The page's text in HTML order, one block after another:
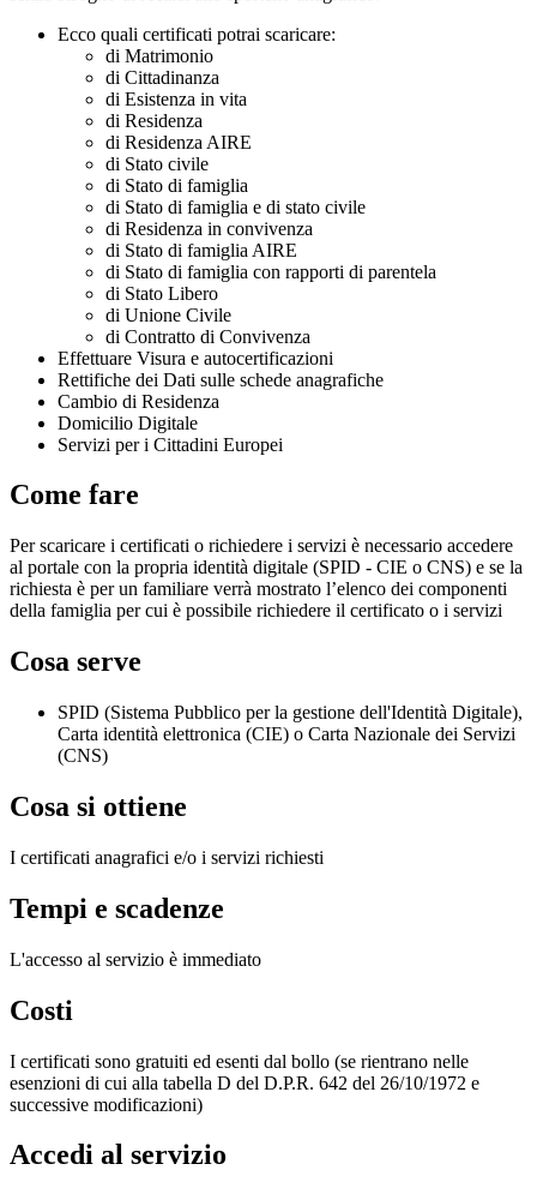
Ecco quali certificati potrai scaricare:
di Matrimonio
di Cittadinanza
di Esistenza in vita
di Residenza
di Residenza AIRE
di Stato civile
di Stato di famiglia
di Stato di famiglia e di stato civile
di Residenza in convivenza
di Stato di famiglia AIRE
di Stato di famiglia con rapporti di parentela
di Stato Libero
di Unione Civile
di Contratto di Convivenza
Effettuare Visura e autocertificazioni
Rettifiche dei Dati sulle schede anagrafiche
Cambio di Residenza
Domicilio Digitale
Servizi per i Cittadini Europei
Come fare
Per scaricare i certificati o richiedere i servizi è necessario accedere
al portale con la propria identità digitale (SPID - CIE o CNS) e se la
richiesta è per un familiare verrà mostrato l’elenco dei componenti
della famiglia per cui è possibile richiedere il certificato o i servizi
Cosa serve
SPID (Sistema Pubblico per la gestione dell'Identità Digitale),
Carta identità elettronica (CIE) o Carta Nazionale dei Servizi
(CNS)
Cosa si ottiene
I certificati anagrafici e/o i servizi richiesti
Tempi e scadenze
L'accesso al servizio è immediato
Costi
I certificati sono gratuiti ed esenti dal bollo (se rientrano nelle
esenzioni di cui alla tabella D del D.P.R. 642 del 26/10/1972 e
successive modificazioni)
Accedi al servizio